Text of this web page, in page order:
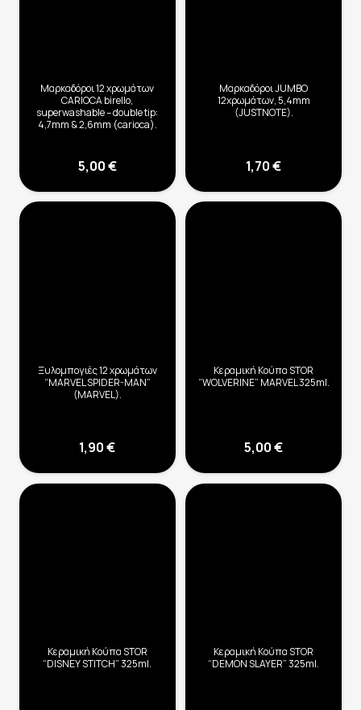
Μαρκαδόροι 12 χρωμάτων
CARIOCA birello,
superwashable – double tip:
4,7mm & 2,6mm (carioca).
5,00€
Μαρκαδόροι JUMBO
12χρωμάτων, 5,4mm
(JUSTNOTE).
1,70€
Ξυλομπογιές 12 χρωμάτων
“MARVEL SPIDER-MAN”
(MARVEL).
1,90€
Κεραμική Κούπα STOR
“WOLVERINE” MARVEL 325ml.
5,00€
Κεραμική Κούπα STOR
“DISNEY STITCH” 325ml.
Κεραμική Κούπα STOR
“DEMON SLAYER” 325ml.